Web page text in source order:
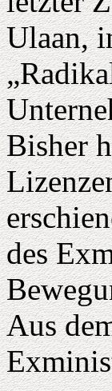
Ulaan,
Bisher
des
Aus